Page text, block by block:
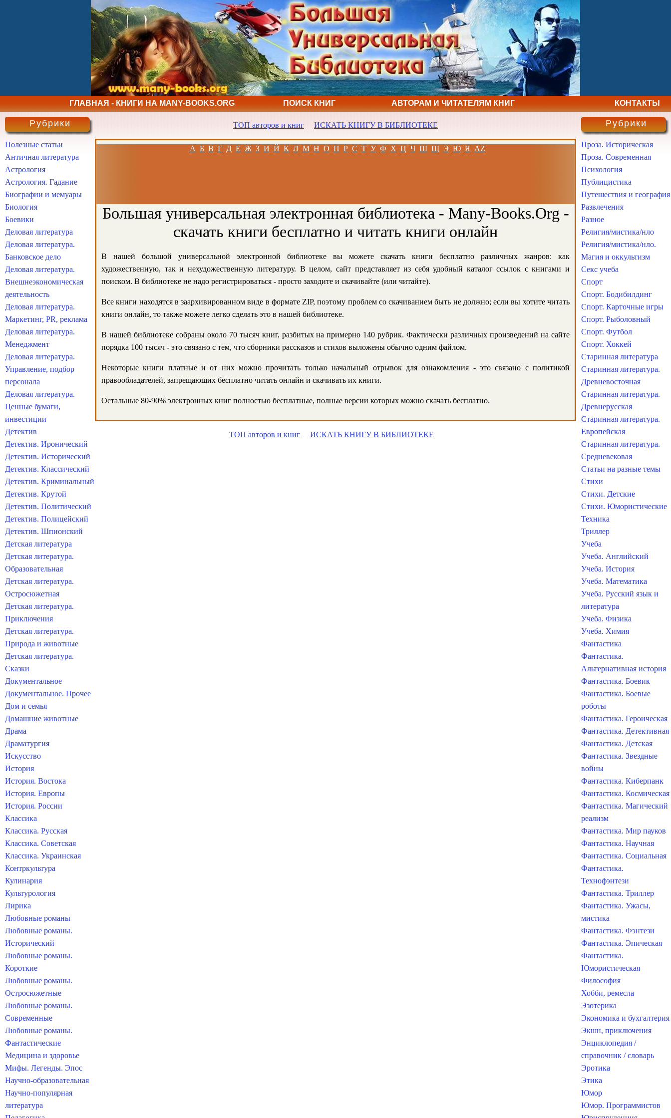
ГЛАВНАЯ - КНИГИ НА MANY-BOOKS.ORG ПОИСК КНИГ АВТОРАМ И ЧИТАТЕЛЯМ КНИГ КОНТАКТЫ
ТОП авторов и книг ИСКАТЬ КНИГУ В БИБЛИОТЕКЕ
А Б В Г Д Е Ж З И Й К Л М Н О П Р С Т У Ф Х Ц Ч Ш Щ Э Ю Я AZ
Большая универсальная электронная библиотека - Many-Books.Org -
скачать книги бесплатно и читать книги онлайн
В нашей большой универсальной электронной библиотеке вы можете скачать книги бесплатно различных жанров: как
художественную, так и нехудожественную литературу. В целом, сайт представляет из себя удобный каталог ссылок с книгами и
поиском. В библиотеке не надо регистрироваться - просто заходите и скачивайте (или читайте).
Все книги находятся в заархивированном виде в формате ZIP, поэтому проблем со скачиванием быть не должно; если вы хотите читать
книги онлайн, то также можете легко сделать это в нашей библиотеке.
В нашей библиотеке собраны около 70 тысяч книг, разбитых на примерно 140 рубрик. Фактически различных произведений на сайте
порядка 100 тысяч - это связано с тем, что сборники рассказов и стихов выложены обычно одним файлом.
Некоторые книги платные и от них можно прочитать только начальный отрывок для ознакомления - это связано с политикой
правообладателей, запрещающих бесплатно читать онлайн и скачивать их книги.
Остальные 80-90% электронных книг полностью бесплатные, полные версии которых можно скачать бесплатно.
ТОП авторов и книг ИСКАТЬ КНИГУ В БИБЛИОТЕКЕ
Рубрики
Полезные статьи
Античная литература
Астрология
Астрология. Гадание
Биографии и мемуары
Биология
Боевики
Деловая литература
Деловая литература.
Банковское дело
Деловая литература.
Внешнеэкономическая
деятельность
Деловая литература.
Маркетинг, PR, реклама
Деловая литература.
Менеджмент
Деловая литература.
Управление, подбор
персонала
Деловая литература.
Ценные бумаги,
инвестиции
Детектив
Детектив. Иронический
Детектив. Исторический
Детектив. Классический
Детектив. Криминальный
Детектив. Крутой
Детектив. Политический
Детектив. Полицейский
Детектив. Шпионский
Детская литература
Детская литература.
Образовательная
Детская литература.
Остросюжетная
Детская литература.
Приключения
Детская литература.
Природа и животные
Детская литература.
Сказки
Документальное
Документальное. Прочее
Дом и семья
Домашние животные
Драма
Драматургия
Искусство
История
История. Востока
История. Европы
История. России
Классика
Классика. Русская
Классика. Советская
Классика. Украинская
Контркультура
Кулинария
Культурология
Лирика
Любовные романы
Любовные романы.
Исторический
Любовные романы.
Короткие
Любовные романы.
Остросюжетные
Любовные романы.
Современные
Любовные романы.
Фантастические
Медицина и здоровье
Мифы. Легенды. Эпос
Научно-образовательная
Научно-популярная
литература
Рубрики
Проза. Историческая
Проза. Современная
Психология
Публицистика
Путешествия и география
Развлечения
Разное
Религия/мистика/нло
Религия/мистика/нло.
Магия и оккультизм
Секс учеба
Спорт
Спорт. Бодибилдинг
Спорт. Карточные игры
Спорт. Рыболовный
Спорт. Футбол
Спорт. Хоккей
Старинная литература
Старинная литература.
Древневосточная
Старинная литература.
Древнерусская
Старинная литература.
Европейская
Старинная литература.
Средневековая
Статьи на разные темы
Стихи
Стихи. Детские
Стихи. Юмористические
Техника
Триллер
Учеба
Учеба. Английский
Учеба. История
Учеба. Математика
Учеба. Русский язык и
литература
Учеба. Физика
Учеба. Химия
Фантастика
Фантастика.
Альтернативная история
Фантастика. Боевик
Фантастика. Боевые
роботы
Фантастика. Героическая
Фантастика. Детективная
Фантастика. Детская
Фантастика. Звездные
войны
Фантастика. Киберпанк
Фантастика. Космическая
Фантастика. Магический
реализм
Фантастика. Мир пауков
Фантастика. Научная
Фантастика. Социальная
Фантастика.
Технофэнтези
Фантастика. Триллер
Фантастика. Ужасы,
мистика
Фантастика. Фэнтези
Фантастика. Эпическая
Фантастика.
Юмористическая
Философия
Хобби, ремесла
Эзотерика
Экономика и бухгалтерия
Экшн, приключения
Энциклопедия /
справочник / словарь
Эротика
Этика
Юмор
Юмор. Программистов